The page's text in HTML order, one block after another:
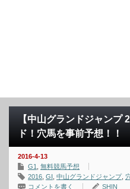
【中山グランドジャンプ
ド！穴馬を事前予想！！
2016-4-13
G1
無料競馬予想
2016 GⅠ 中山グランドジャンプ,
コメントを書く
SHIN